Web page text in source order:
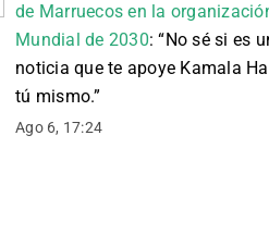
de Marruecos en la
Mundial de 2030: “No sé si es
noticia que te apoye Kamala
tú mismo.”
Ago 6, 17:24